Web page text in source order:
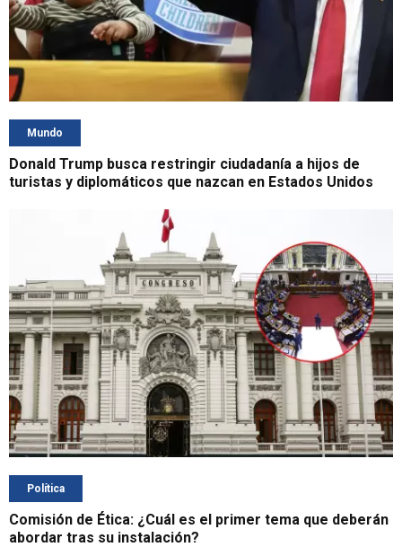
Mundo
Donald Trump busca restringir ciudadanía a hijos de
turistas y diplomáticos que nazcan en Estados Unidos
Política
Comisión de Ética: ¿Cuál es el primer tema que deberán
abordar tras su instalación?